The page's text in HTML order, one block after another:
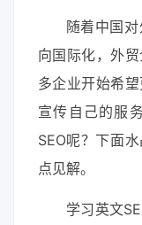
随着中国
向国际化，外
多企业开始希
宣传自己的服
SEO呢？下面
点见解。
学习英文